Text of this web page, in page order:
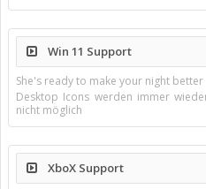
Win 11 Support
She's ready to make your night better
Desktop Icons werden immer
nicht möglich
XboX Support